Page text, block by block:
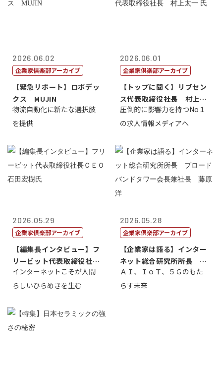
2026.06.02
企業家倶楽部アーカイブ
【緊急リポート】ロボデッ
クス MUJIN
物流自動化に新たな選択肢
を提供
2026.06.01
企業家倶楽部アーカイブ
【トップに聞く】リブセン
ス代表取締役社長 村上太
一 氏
圧倒的に影響力を持つNo１
の求人情報メディアへ
2026.05.29
企業家倶楽部アーカイブ
【編集長インタビュー】フ
リービット代表取締役社長
ＣＥＯ 石田...
インターネットこそが人間
らしいひらめきを生む
2026.05.28
企業家倶楽部アーカイブ
【企業家は語る】インター
ネット総合研究所所長 ブ
ロードバンド...
ＡＩ、ＩｏＴ、５Ｇのもた
らす未来